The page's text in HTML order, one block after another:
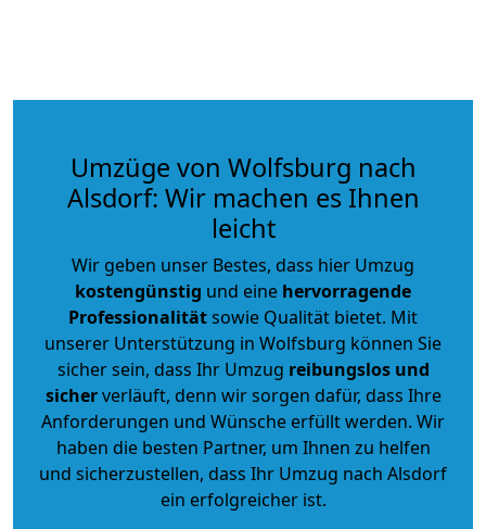
Umzüge von Wolfsburg nach
Alsdorf: Wir machen es Ihnen
leicht
Wir geben unser Bestes, dass hier Umzug
kostengünstig und eine hervorragende
Professionalitätsowie Qualität bietet. Mit
unserer Unterstützung in Wolfsburg können Sie
sicher sein, dass Ihr Umzug reibungslos und
sicherverläuft, denn wir sorgen dafür, dass Ihre
Anforderungen und Wünsche erfüllt werden. Wir
haben die besten Partner, um Ihnen zu helfen
und sicherzustellen, dass Ihr Umzug nach Alsdorf
ein erfolgreicher ist.